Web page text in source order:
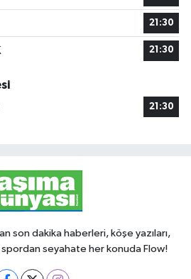
21:30
21:30
21:30
son dakika haberleri, köşe yazıları,
seyahate her konuda Flow!